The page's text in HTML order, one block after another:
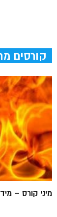
קורסים
מיני קורס –